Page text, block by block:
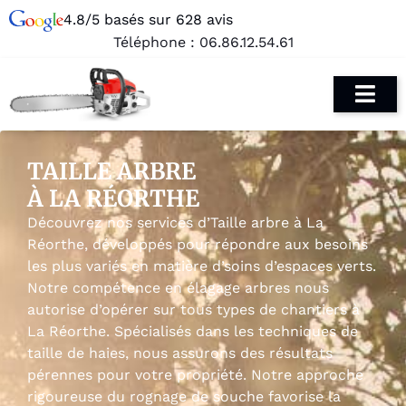
4.8/5 basés sur 628 avis
Téléphone : 06.86.12.54.61
TAILLE ARBRE
À LA RÉORTHE
Découvrez nos services d’Taille arbre à La
Réorthe, développés pour répondre aux besoins
les plus variés en matière d’soins d’espaces verts.
Notre compétence en élagage arbres nous
autorise d’opérer sur tous types de chantiers à
La Réorthe. Spécialisés dans les techniques de
taille de haies, nous assurons des résultats
pérennes pour votre propriété. Notre approche
rigoureuse du rognage de souche favorise la